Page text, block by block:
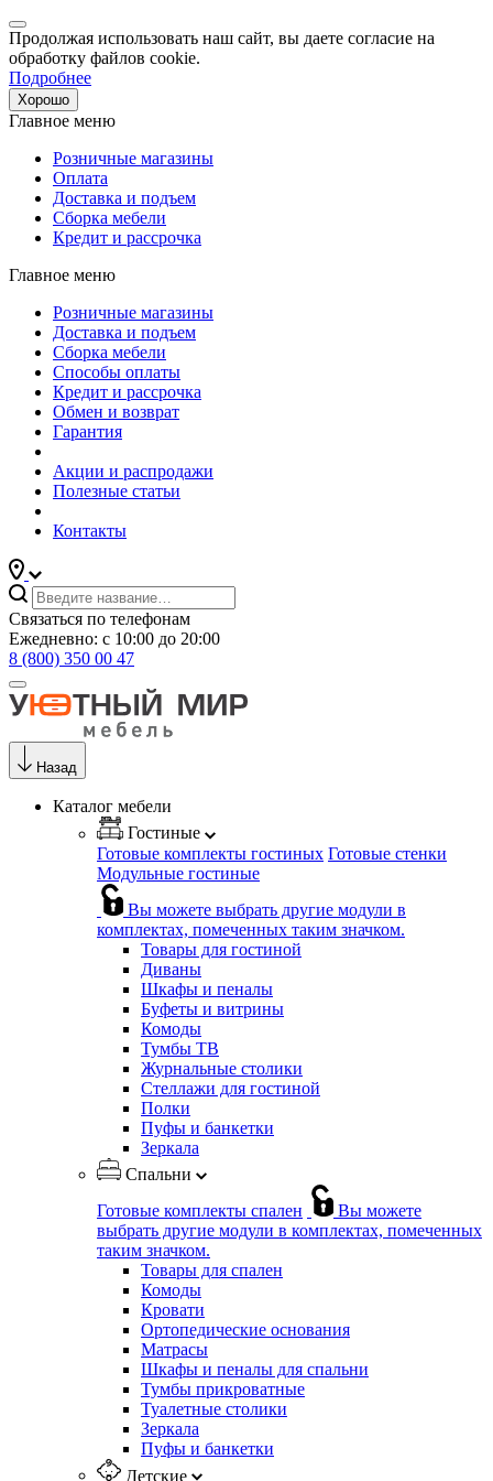
Продолжая использовать наш сайт, вы даете согласие на
обработку файлов cookie.
Подробнее
Хорошо
Главное меню
Розничные магазины
Оплата
Доставка и подъем
Сборка мебели
Кредит и рассрочка
Главное меню
Розничные магазины
Доставка и подъем
Сборка мебели
Способы оплаты
Кредит и рассрочка
Обмен и возврат
Гарантия
Акции и распродажи
Полезные статьи
Контакты
Связаться по телефонам
Ежедневно: с 10:00 до 20:00
8 (800) 350 00 47
Назад
Каталог мебели
Гостиные
Готовые комплекты гостиных Готовые стенки
Модульные гостиные
Вы можете выбрать другие модули в
комплектах, помеченных таким значком.
Товары для гостиной
Диваны
Шкафы и пеналы
Буфеты и витрины
Комоды
Тумбы ТВ
Журнальные столики
Стеллажи для гостиной
Полки
Пуфы и банкетки
Зеркала
Спальни
Готовые комплекты спален
Вы можете
выбрать другие модули в комплектах, помеченных
таким значком.
Товары для спален
Комоды
Кровати
Ортопедические основания
Матрасы
Шкафы и пеналы для спальни
Тумбы прикроватные
Туалетные столики
Зеркала
Пуфы и банкетки
Детские